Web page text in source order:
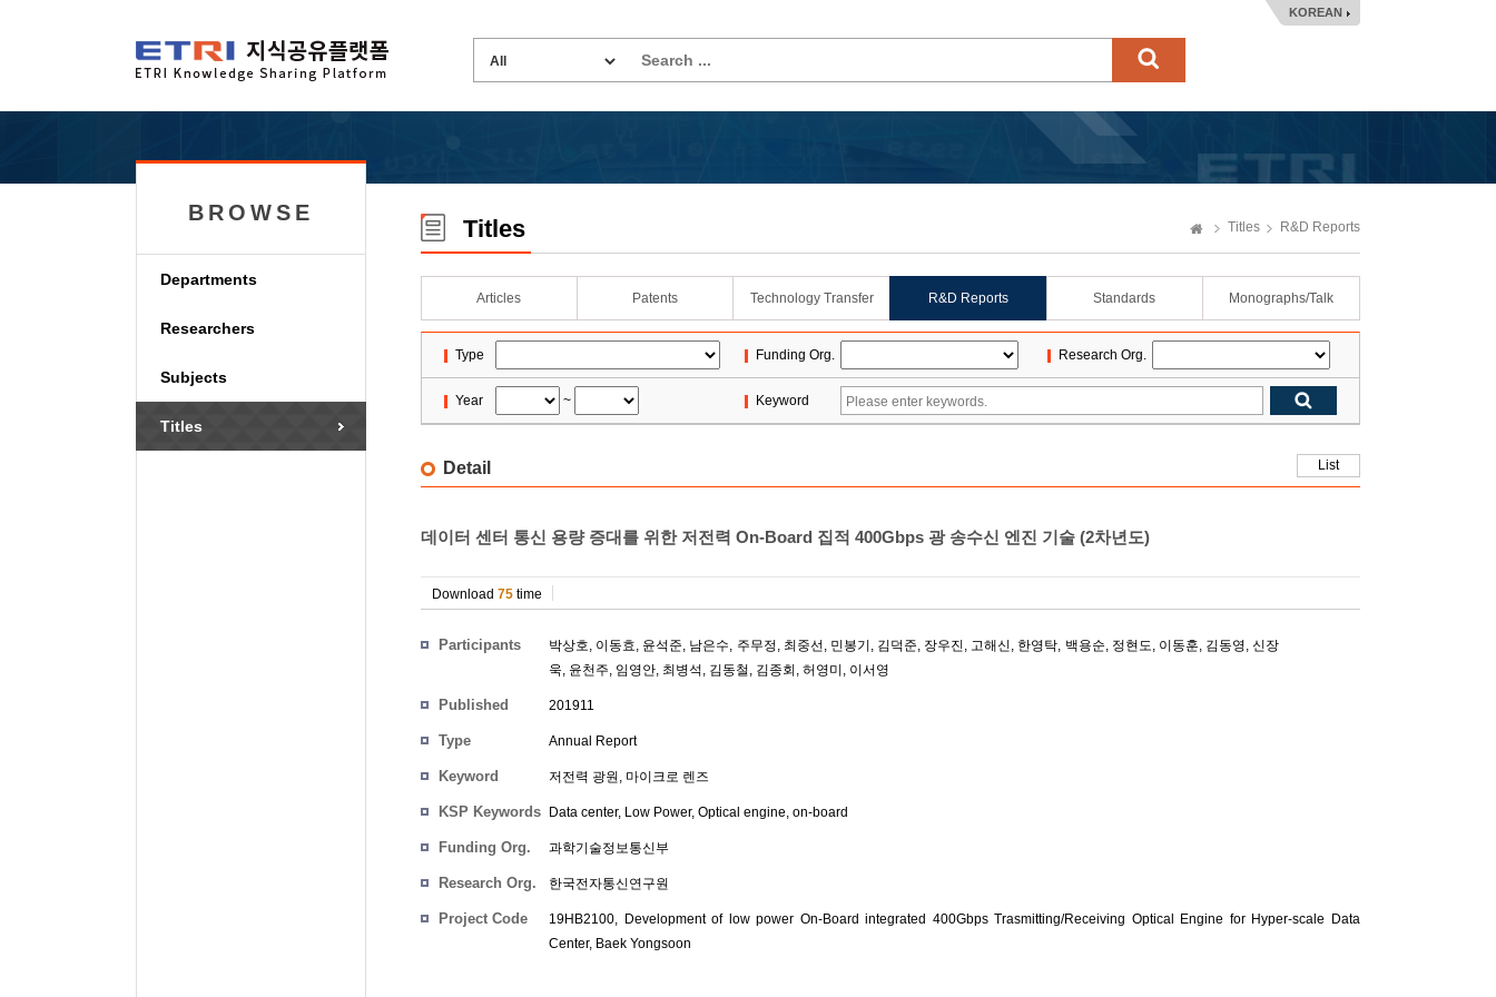
KOREAN
BROWSE
Departments
Researchers
Subjects
Titles
Titles Titles R&D Reports
Articles Patents Technology Transfer R&D Reports Standards Monographs/Talk
Type Funding Org. Research Org.
Year ~ Keyword
Detail List
데이터 센터 통신 용량 증대를 위한 저전력 On-Board 집적 400Gbps 광 송수신 엔진 기술 (2차년도)
Download 75 time
Participants 박상호, 이동효, 윤석준, 남은수, 주무정, 최중선, 민봉기 , 김덕준, 장우진, 고해신, 한영탁, 백용순, 정현도, 이동훈, 김동영,신장
욱, 윤천주, 임영안, 최병석 , 김동철 , 김종회 , 허영미 , 이서영
Published 201911
Type Annual Report
Keyword 저전력 광원, 마이크로 렌즈
KSP Keywords Data center, Low Power, Optical engine, on-board
Funding Org. 과학기술정보통신부
Research Org. 한국전자통신연구원
Project Code
19HB2100, Development of low power On-Board integrated 400Gbps Trasmitting/Receiving Optical Engine for Hyper-scale Data
Center, Baek Yongsoon